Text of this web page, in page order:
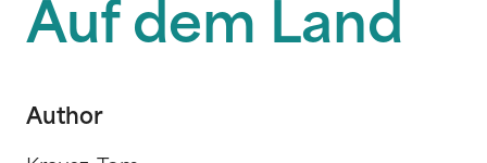
Auf dem Land
Author